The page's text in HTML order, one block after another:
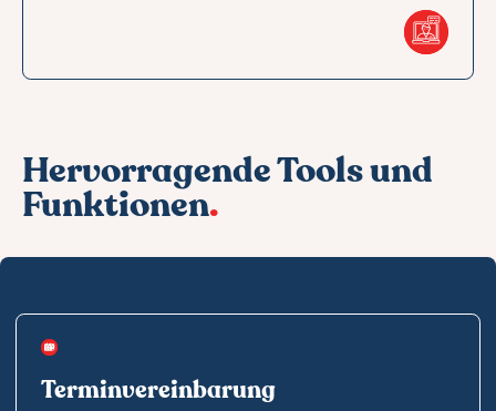
Hervorragende Tools und
Funktionen.
Terminvereinbarung